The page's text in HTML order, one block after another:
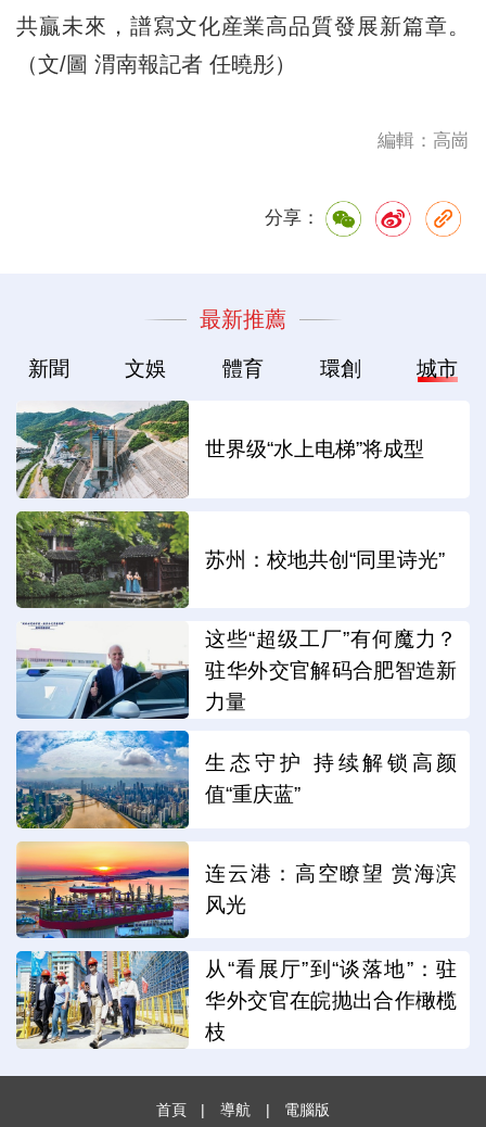
共贏未來，譜寫文化産業高品質發展新篇章。
（文/圖 渭南報記者 任曉彤）
編輯：高崗
分享：
最新推薦
新聞 文娛 體育 環創 城市
世界级“水上电梯”将成型
苏州：校地共创“同里诗光”
这些“超级工厂”有何魔力？
驻华外交官解码合肥智造新
力量
生态守护 持续解锁高颜
值“重庆蓝”
连云港：高空瞭望 赏海滨
风光
从“看展厅”到“谈落地”：驻
华外交官在皖抛出合作橄榄
枝
首頁 | 導航 | 電腦版